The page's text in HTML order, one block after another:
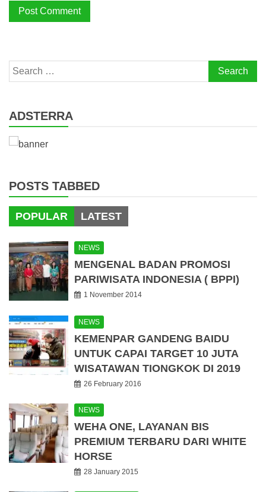
Search
for:
ADSTERRA
POSTS TABBED
POPULAR LATEST
NEWS
MENGENAL BADAN PROMOSI
PARIWISATA INDONESIA ( BPPI)
1 November 2014
NEWS
KEMENPAR GANDENG BAIDU
UNTUK CAPAI TARGET 10 JUTA
WISATAWAN TIONGKOK DI 2019
26 February 2016
NEWS
WEHA ONE, LAYANAN BIS
PREMIUM TERBARU DARI WHITE
HORSE
28 January 2015